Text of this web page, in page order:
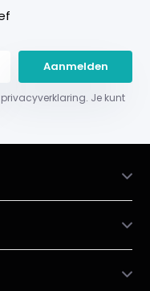
Aanmelden
privacyverklaring. Je kunt